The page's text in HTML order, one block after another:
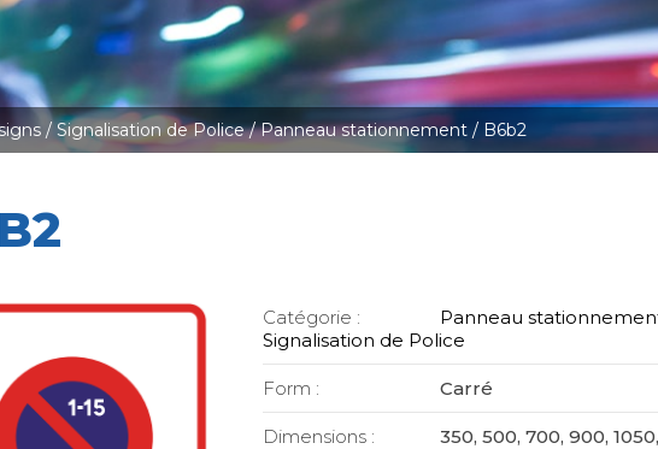
/ Signalisation de Police/Panneau stationnement/ B6b2
Catégorie : Panneau
Signalisation de Police
Form : Carré
Dimensions : 350, 500, 700, 900,